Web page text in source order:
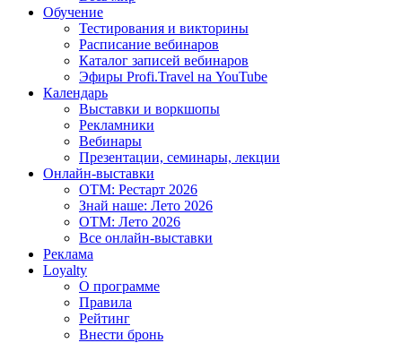
Обучение
Тестирования и викторины
Расписание вебинаров
Каталог записей вебинаров
Эфиры Profi.Travel на YouTube
Календарь
Выставки и воркшопы
Рекламники
Вебинары
Презентации, семинары, лекции
Онлайн-выставки
OTM: Рестарт 2026
Знай наше: Лето 2026
OTM: Лето 2026
Все онлайн-выставки
Реклама
Loyalty
О программе
Правила
Рейтинг
Внести бронь